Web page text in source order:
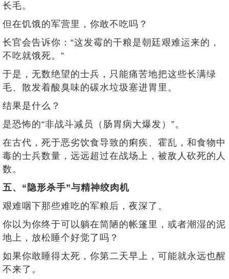
长毛。
但在饥饿的军营里，你敢不吃吗？
长官会告诉你：“这发霉的干粮是朝廷艰难运来的，
不吃就饿死。”
于是，无数绝望的士兵，只能痛苦地把这些长满绿
毛、散发着酸臭味的碳水垃圾塞进胃里。
结果是什么？
是恐怖的“非战斗减员（肠胃病大爆发）”。
在古代，死于恶劣饮食导致的痢疾、霍乱，和食物中
毒的士兵数量，远远超过在战场上，被敌人砍死的人
数。
五、“隐形杀手”与精神绞肉机
艰难咽下那些难吃的军粮后，夜深了。
你以为你终于可以躺在简陋的帐篷里，或者潮湿的泥
地上，放松睡个好觉了吗？
如果你敢睡得太死，你第二天早上，可能就永远也醒
不来了。